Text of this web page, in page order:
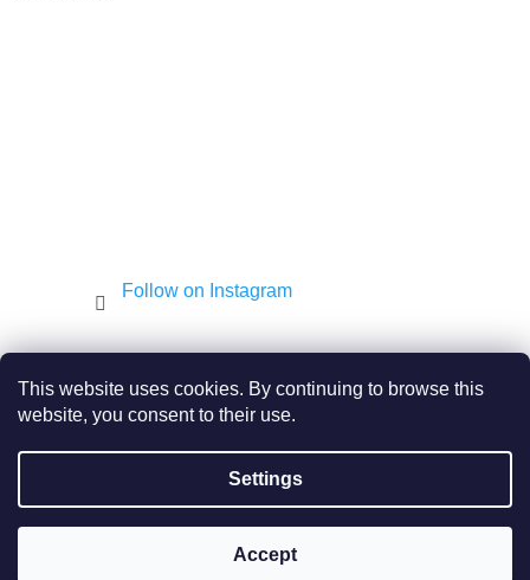
This website uses cookies. By continuing to browse this
website, you consent to their use.
Settings
Accept
Follow on Instagram
Created by Shoptet
JEWISH E-SHOP